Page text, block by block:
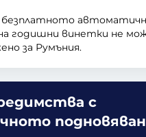
безплатното
годишни винетки не
за Румъния.
с